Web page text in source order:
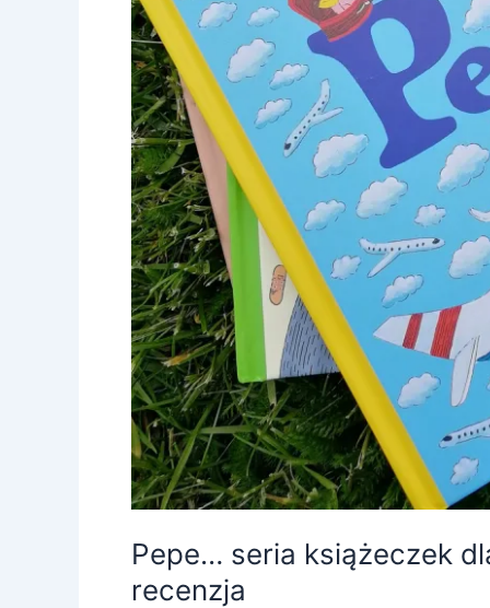
Pepe… seria książeczek
recenzja